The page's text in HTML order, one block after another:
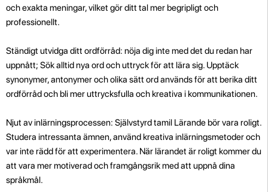
och exakta meningar, vilket gör ditt tal mer begripligt och
professionellt.
Ständigt utvidga ditt ordförråd: nöja dig inte med det du redan har
uppnått; Sök alltid nya ord och uttryck för att lära sig. Upptäck
synonymer, antonymer och olika sätt ord används för att berika ditt
ordförråd och bli mer uttrycksfulla och kreativa i kommunikationen.
Njut av inlärningsprocessen: Självstyrd tamil Lärande bör vara roligt.
Studera intressanta ämnen, använd kreativa inlärningsmetoder och
var inte rädd för att experimentera. När lärandet är roligt kommer du
att vara mer motiverad och framgångsrik med att uppnå dina
språkmål.